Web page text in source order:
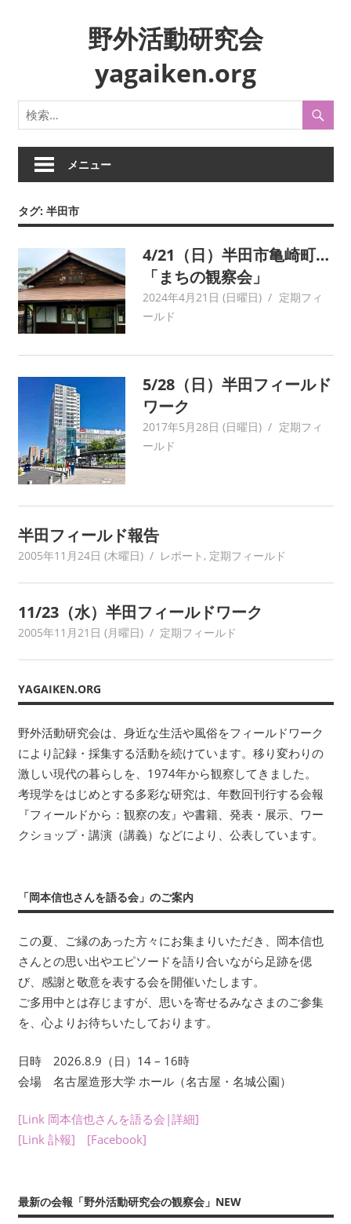
野外活動研究会
yagaiken.org
身
近
生
活
風
フ
ィ
ー
ル
よ
り
記
集
す
動
を
て
い
ま
す。
考
現
学
を
は
と
す
多
彩
な
研
究
年
数
刊
行
会
報
メニュー
タグ: 半田市
4/21（日）半田市亀崎町…
「まちの観察会」
2024年4月21日 (日曜日) yagaiken
定期フィ
ールド
5/28（日）半田フィールド
ワーク
2017年5月28日 (日曜日) yagaiken
定期フィ
ールド
半田フィールド報告
2005年11月24日 (木曜日) krchtn
レポート , 定期フィールド
11/23（水）半田フィールドワーク
2005年11月21日 (月曜日) yagaiken
定期フィールド
YAGAIKEN.ORG
野外活動研究会は、身近な生活や風俗をフィールドワーク
により記録・採集する活動を続けています。移り変わりの
激しい現代の暮らしを、1974年から観察してきました。
考現学をはじめとする多彩な研究は、年数回刊行する会報
『フィールドから：観察の友』や書籍、発表・展示、ワー
クショップ・講演（講義）などにより、公表しています。
「岡本信也さんを語る会」のご案内
この夏、ご縁のあった方々にお集まりいただき、岡本信也
さんとの思い出やエピソードを語り合いながら足跡を偲
び、感謝と敬意を表する会を開催いたします。
ご多用中とは存じますが、思いを寄せるみなさまのご参集
を、心よりお待ちいたしております。
日時 2026.8.9（日）14 – 16時
会場 名古屋造形大学 ホール（名古屋・名城公園）
[Link 岡本信也さんを語る会|詳細]
[Link 訃報]
[Facebook]
最新の会報「野外活動研究会の観察会」NEW